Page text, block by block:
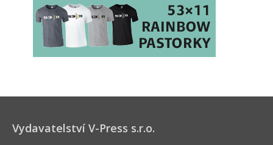
Vydavatelství V-Press s.r.o.